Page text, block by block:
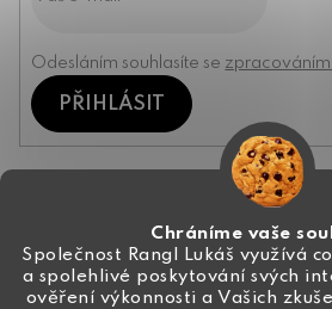
Chráníme vaše
Společnost Rangl Lukáš využívá
a spolehlivé poskytování svých
ověření výkonnosti a Vašich
Odesláním souhlasíte se zpracováním
PŘIHLÁSIT
+420 774 444 191